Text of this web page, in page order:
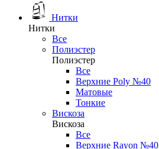
Нитки
Нитки
Все
Полиэстер
Полиэстер
Все
Верхние Poly №40
Матовые
Тонкие
Вискоза
Вискоза
Все
Верхние Rayon №40